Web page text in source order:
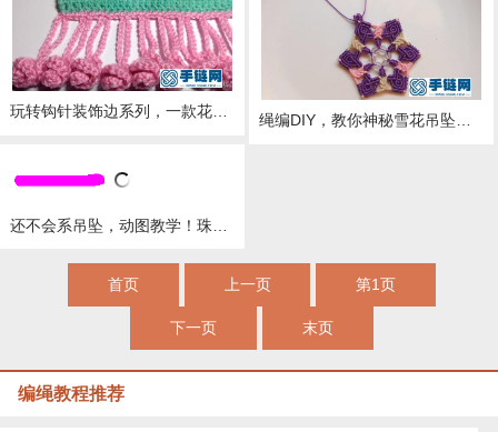
玩转钩针装饰边系列，一款花朵吊坠装饰边教程，满满的少女感
首页 上一页 第1页
下一页 末页
编绳教程推荐